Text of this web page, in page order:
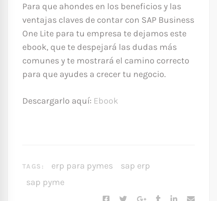
Para que ahondes en los beneficios y las
ventajas claves de contar con SAP Business
One Lite para tu empresa te dejamos este
ebook, que te despejará las dudas más
comunes y te mostrará el camino correcto
para que ayudes a crecer tu negocio.
Descargarlo aquí: Ebook
TAGS: erp para pymes
sap erp
sap pyme